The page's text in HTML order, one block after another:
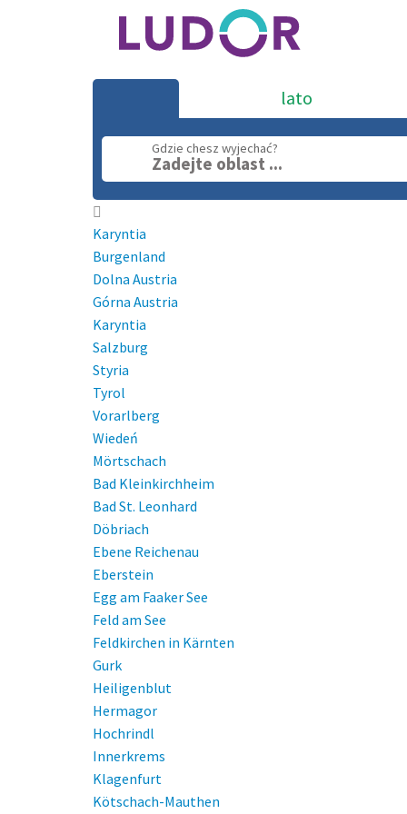
lato
Gdzie chesz wyjechać?
Zadejte oblast ...
Karyntia
Burgenland
Dolna Austria
Górna Austria
Karyntia
Salzburg
Styria
Tyrol
Vorarlberg
Wiedeń
Mörtschach
Bad Kleinkirchheim
Bad St. Leonhard
Döbriach
Ebene Reichenau
Eberstein
Egg am Faaker See
Feld am See
Feldkirchen in Kärnten
Gurk
Heiligenblut
Hermagor
Hochrindl
Innerkrems
Klagenfurt
Kötschach-Mauthen